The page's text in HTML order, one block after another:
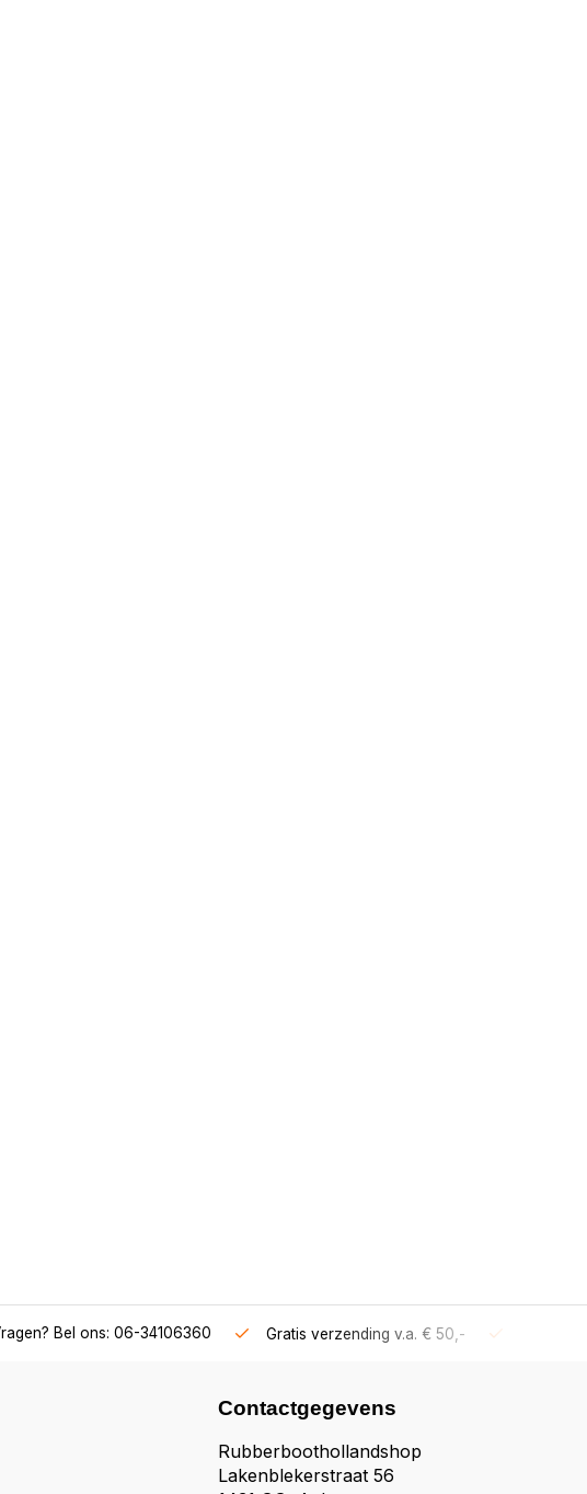
Bel ons: 06-34106360 Gratis verzending v.a. € 50,-
Contactgegevens
Rubberboothollandshop
Lakenblekerstraat 56